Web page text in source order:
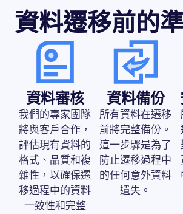
資料遷移前的
資料審核
我們的專家團隊
將與客戶合作，
評估現有資料的
格式、品質和複
雜性，以確保遷
移過程中的資料
一致性和完整
資料備份
所有資料在遷移
前將完整備份。
這一步驟是為了
防止遷移過程中
的任何意外資料
遺失。